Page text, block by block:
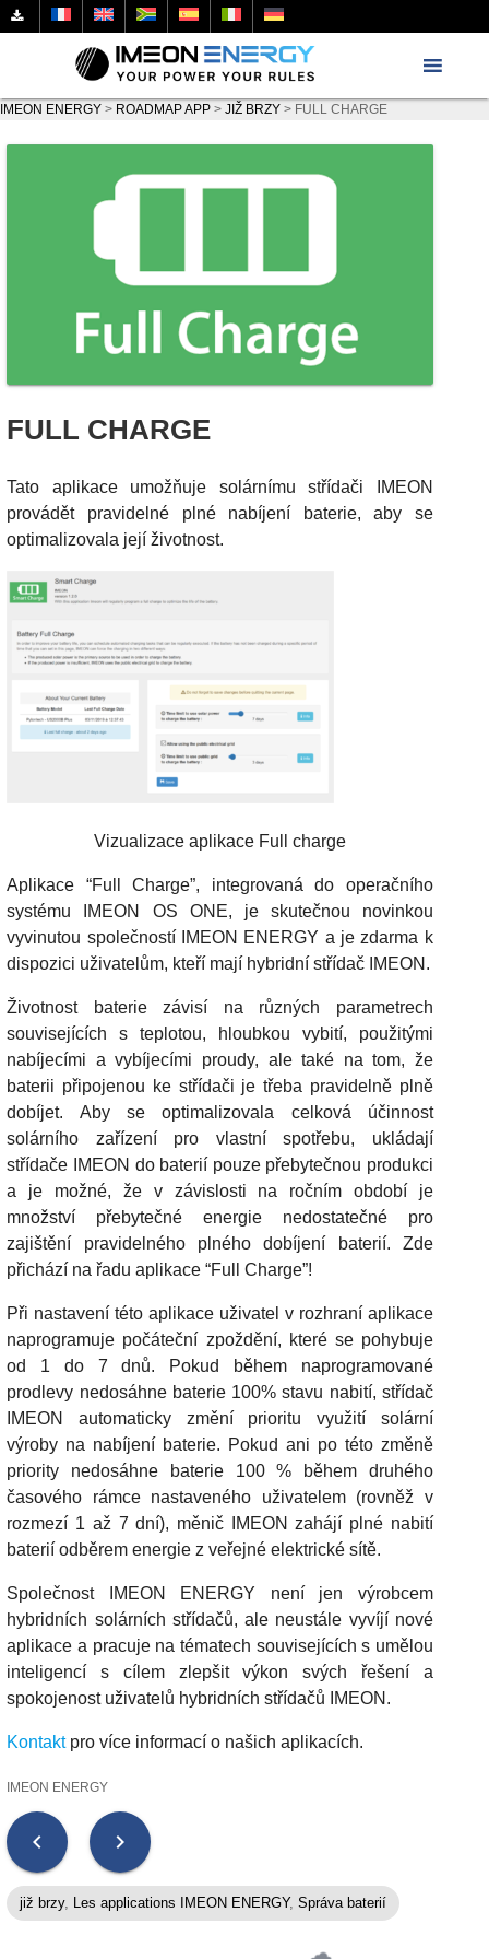
IMEON ENERGY > ROADMAP APP > JIŽ BRZY > FULL CHARGE
FULL CHARGE
Tato aplikace umožňuje solárnímu střídači IMEON
provádět pravidelné plné nabíjení baterie, aby se
optimalizovala její životnost.
Vizualizace aplikace Full charge
Aplikace “Full Charge”, integrovaná do operačního
systému IMEON OS ONE, je skutečnou novinkou
vyvinutou společností IMEON ENERGY a je zdarma k
dispozici uživatelům, kteří mají hybridní střídač IMEON.
Životnost baterie závisí na různých parametrech
souvisejících s teplotou, hloubkou vybití, použitými
nabíjecími a vybíjecími proudy, ale také na tom, že
baterii připojenou ke střídači je třeba pravidelně plně
dobíjet. Aby se optimalizovala celková účinnost
solárního zařízení pro vlastní spotřebu, ukládají
střídače IMEON do baterií pouze přebytečnou produkci
a je možné, že v závislosti na ročním období je
množství přebytečné energie nedostatečné pro
zajištění pravidelného plného dobíjení baterií. Zde
přichází na řadu aplikace “Full Charge”!
Při nastavení této aplikace uživatel v rozhraní aplikace
naprogramuje počáteční zpoždění, které se pohybuje
od 1 do 7 dnů. Pokud během naprogramované
prodlevy nedosáhne baterie 100% stavu nabití, střídač
IMEON automaticky změní prioritu využití solární
výroby na nabíjení baterie. Pokud ani po této změně
priority nedosáhne baterie 100 % během druhého
časového rámce nastaveného uživatelem (rovněž v
rozmezí 1 až 7 dní), měnič IMEON zahájí plné nabití
baterií odběrem energie z veřejné elektrické sítě.
Společnost IMEON ENERGY není jen výrobcem
hybridních solárních střídačů, ale neustále vyvíjí nové
aplikace a pracuje na tématech souvisejících s umělou
inteligencí s cílem zlepšit výkon svých řešení a
spokojenost uživatelů hybridních střídačů IMEON.
Kontaktpro více informací o našich aplikacích.
IMEON ENERGY
chevron_left chevron_right
již brzy, Les applications IMEON ENERGY,Správa baterií